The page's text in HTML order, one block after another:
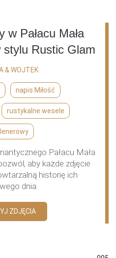
w Pałacu Mała
Rustic Glam
& WOJTEK
napis Miłość
rustykalne wesele
Pałacu Mała
aby każde zdjęcie
historię ich
dnia.
ZDJĘCIA